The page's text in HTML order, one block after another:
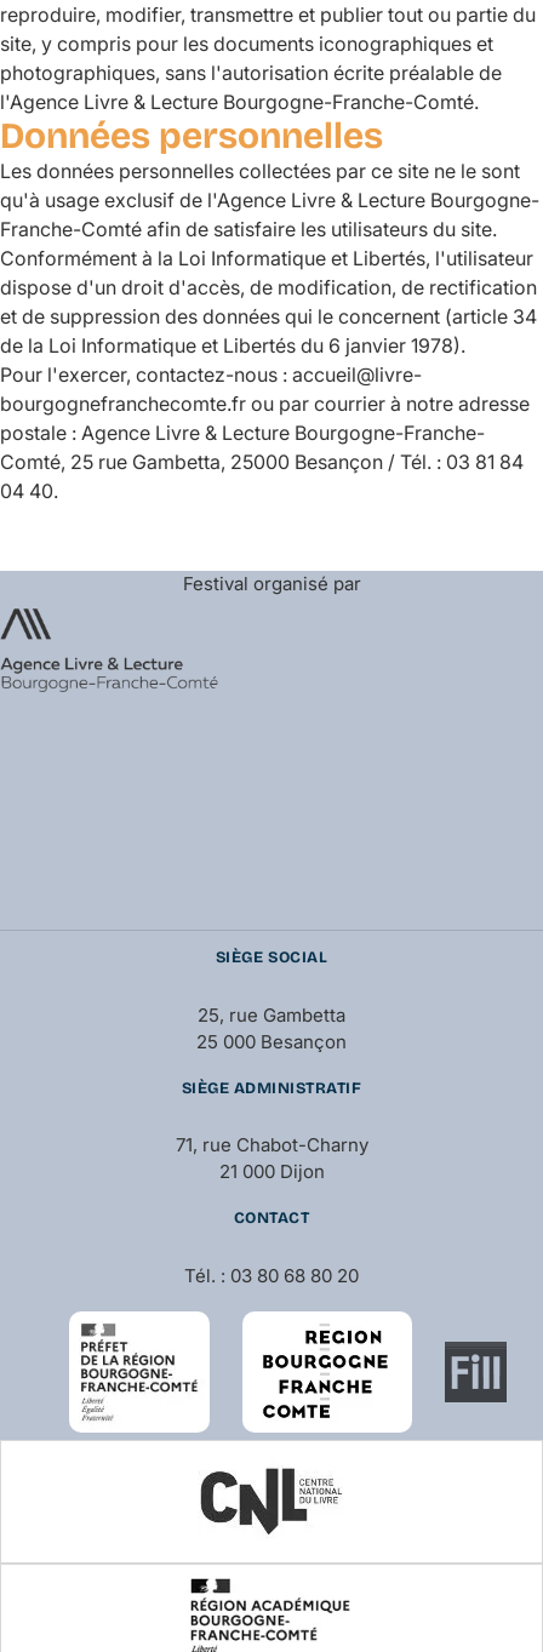
reproduire, modifier, transmettre et publier tout ou partie du
site, y compris pour les documents iconographiques et
photographiques, sans l'autorisation écrite préalable de
l'Agence Livre & Lecture Bourgogne-Franche-Comté.
Données personnelles
Les données personnelles collectées par ce site ne le sont
qu'à usage exclusif de l'Agence Livre & Lecture Bourgogne-
Franche-Comté afin de satisfaire les utilisateurs du site.
Conformément à la Loi Informatique et Libertés, l'utilisateur
dispose d'un droit d'accès, de modification, de rectification
et de suppression des données qui le concernent (article 34
de la Loi Informatique et Libertés du 6 janvier 1978).
Pour l'exercer, contactez-nous : accueil@livre-
bourgognefranchecomte.fr ou par courrier à notre adresse
postale : Agence Livre & Lecture Bourgogne-Franche-
Comté, 25 rue Gambetta, 25000 Besançon / Tél. : 03 81 84
04 40.
Festival organisé par
SIÈGE SOCIAL
25, rue Gambetta
25 000 Besançon
SIÈGE ADMINISTRATIF
71, rue Chabot-Charny
21 000 Dijon
CONTACT
Tél. : 03 80 68 80 20